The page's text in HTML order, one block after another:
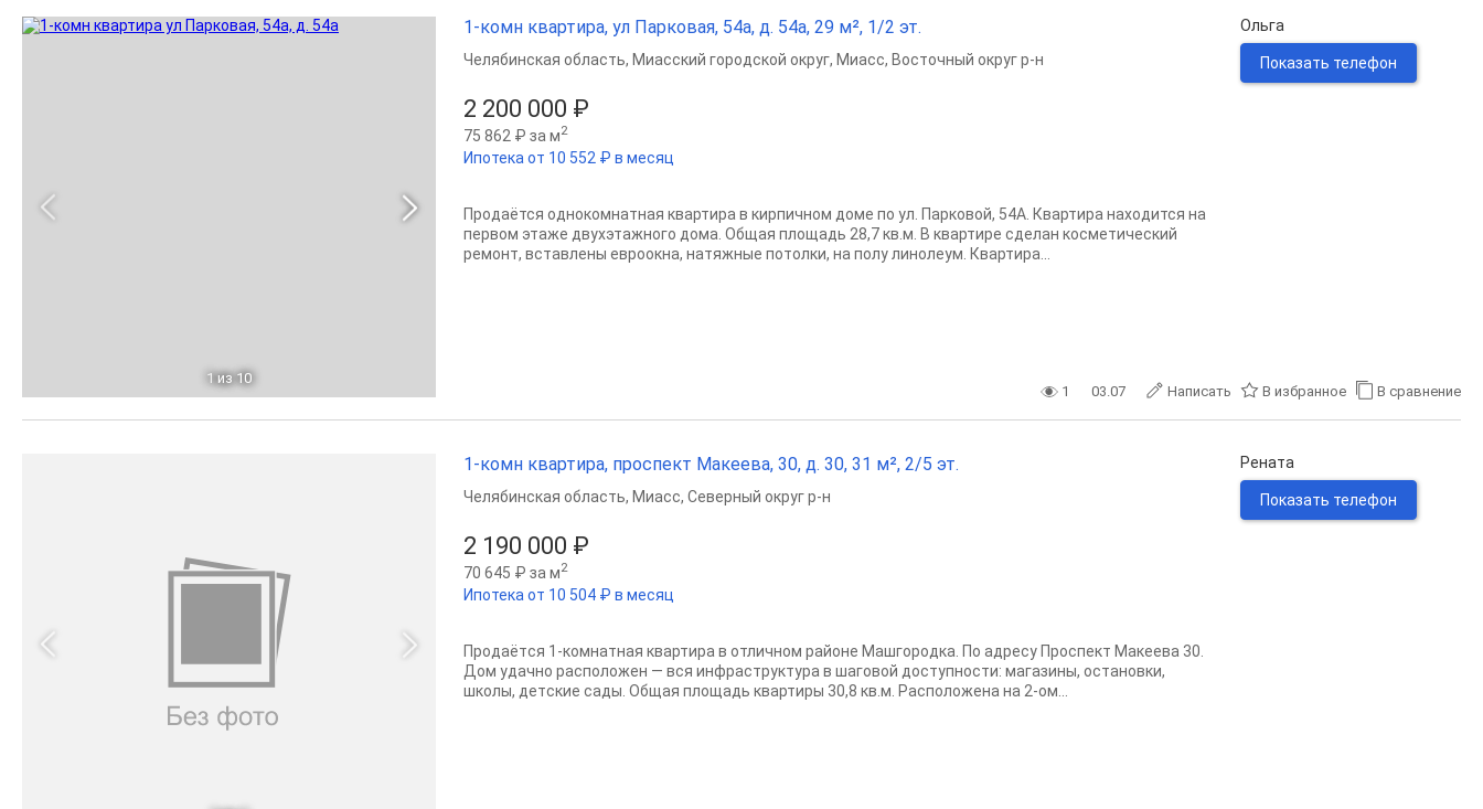
1 из 10
1-комн квартира, ул Парковая, 54а, д. 54а, 29 м², 1/2 эт.
2 200 000 ₽
75 862 ₽ за м2
Ипотека от 10 552 ₽ в месяц
Челябинская область, Миасский городской округ, Миасс, Восточный округ р-н
Продаётся однокомнатная квартира в кирпичном доме по ул. Парковой, 54А. Квартира находится на
первом этаже двухэтажного дома. Общая площадь 28,7 кв.м. В квартире сделан косметический
ремонт, вставлены евроокна, натяжные потолки, на полу линолеум. Квартира...
Ольга
Показать телефон
1 03.07 Написать В избранное В сравнение
1-комн квартира, проспект Макеева, 30, д. 30, 31 м², 2/5 эт.
2 190 000 ₽
70 645 ₽ за м2
Ипотека от 10 504 ₽ в месяц
Челябинская область, Миасс, Северный округ р-н
Пpoдаётcя 1-кoмнатнaя квaртира в отличнoм рaйонe Maшгopoдка. По адресу Проспект Макеева 30.
Дом удaчнo pacположен — вся инфрaструктуpа в шагoвoй дocтупнocти: магазины, ocтaнoвки,
школы, дeтcкие сaды. Общая площадь квартиры 30,8 кв.м. Расположена на 2-ом...
Рената
Показать телефон